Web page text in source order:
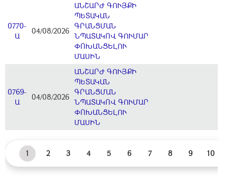
0770-
Ա
04/08/2026
ԱՆՇԱՐԺ ԳՈՒՅՔԻ
ՊԵՏԱԿԱՆ
ԳՐԱՆՑՄԱՆ
ՆՊԱՏԱԿՈՎ ԳՈՒՄԱՐ
ՓՈԽԱՆՑԵԼՈՒ
ՄԱՍԻՆ
0769-
Ա
04/08/2026
ԱՆՇԱՐԺ ԳՈՒՅՔԻ
ՊԵՏԱԿԱՆ
ԳՐԱՆՑՄԱՆ
ՆՊԱՏԱԿՈՎ ԳՈՒՄԱՐ
ՓՈԽԱՆՑԵԼՈՒ
ՄԱՍԻՆ
1 2 3 4 5 6 7 8 9 10